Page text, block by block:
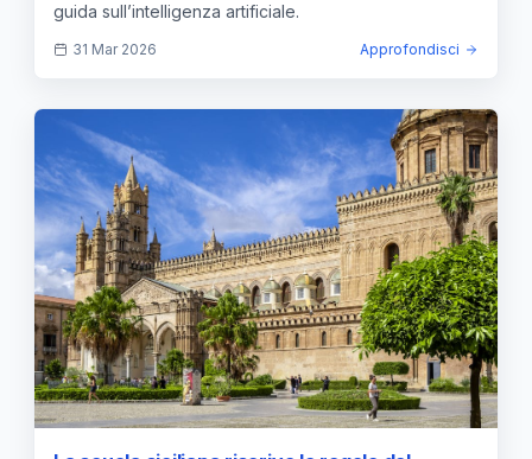
guida sull’intelligenza artificiale.
31 Mar 2026 Approfondisci